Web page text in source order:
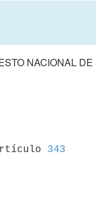
NACIONAL
343